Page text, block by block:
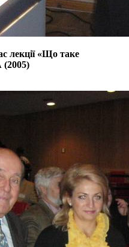
лекції «Що таке
(2005)